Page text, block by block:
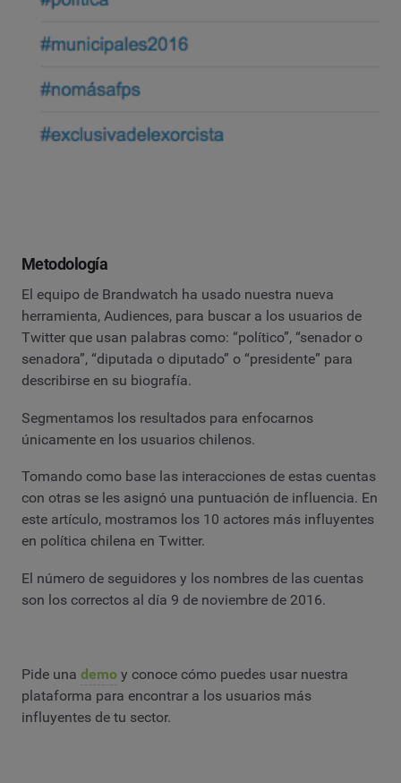
Metodología
El equipo de Brandwatch ha usado nuestra nueva
herramienta, Audiences, para buscar a los usuarios de
Twitter que usan palabras como: “político”, “senador o
senadora”, “diputada o diputado” o “presidente” para
describirse en su biografía.
Segmentamos los resultados para enfocarnos
únicamente en los usuarios chilenos.
Tomando como base las interacciones de estas cuentas
con otras se les asignó una puntuación de influencia. En
este artículo, mostramos los 10 actores más influyentes
en política chilena en Twitter.
El número de seguidores y los nombres de las cuentas
son los correctos al día 9 de noviembre de 2016.
Pide una demo y conoce cómo puedes usar nuestra
plataforma para encontrar a los usuarios más
influyentes de tu sector.